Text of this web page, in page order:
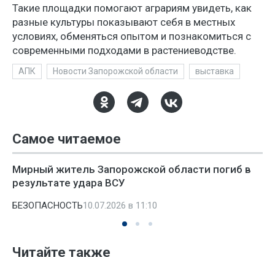
Такие площадки помогают аграриям увидеть, как
разные культуры показывают себя в местных
условиях, обменяться опытом и познакомиться с
современными подходами в растениеводстве.
АПК Новости Запорожской области выставка
Самое читаемое
Мирный житель Запорожской области погиб в
результате удара ВСУ
БЕЗОПАСНОСТЬ10.07.2026 в 11:10
Читайте также